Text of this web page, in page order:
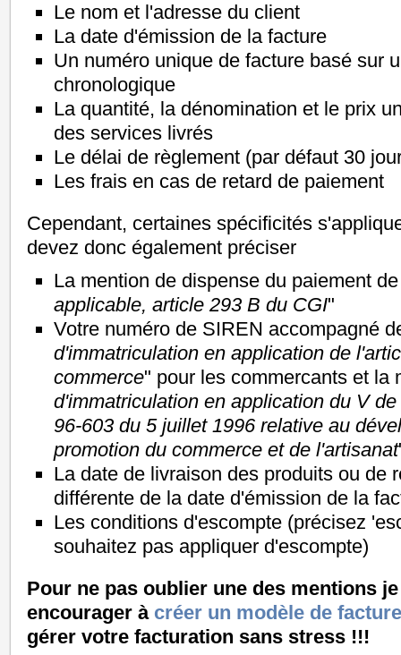
Le nom et l'adresse du client
La date d'émission de la facture
Un numéro unique de facture basé sur
chronologique
La quantité, la dénomination et le prix
des services livrés
Le délai de règlement (par défaut 30
Les frais en cas de retard de paiement
Cependant, certaines spécificités
devez donc également préciser
La mention de dispense du paiement
applicable, article 293 B du CGI"
Votre numéro de SIREN accompagné
d'immatriculation en application de
commerce" pour les commercants et la
d'immatriculation en application du V
96-603 du 5 juillet 1996 relative au
promotion du commerce et de l'artisanat
La date de livraison des produits ou de
différente de la date d'émission de la
Les conditions d'escompte (précisez
souhaitez pas appliquer d'escompte)
Pour ne pas oublier une des mentions
encourager à créer un modèle de
gérer votre facturation sans stress !!!